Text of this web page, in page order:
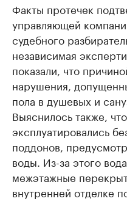
Факты протечек
управляющей
судебного
независимая
показали, что
нарушения,
пола в душевых и
Выяснилось также,
эксплуатировались
поддонов,
воды. Из-за этого
межэтажные
внутренней отделке